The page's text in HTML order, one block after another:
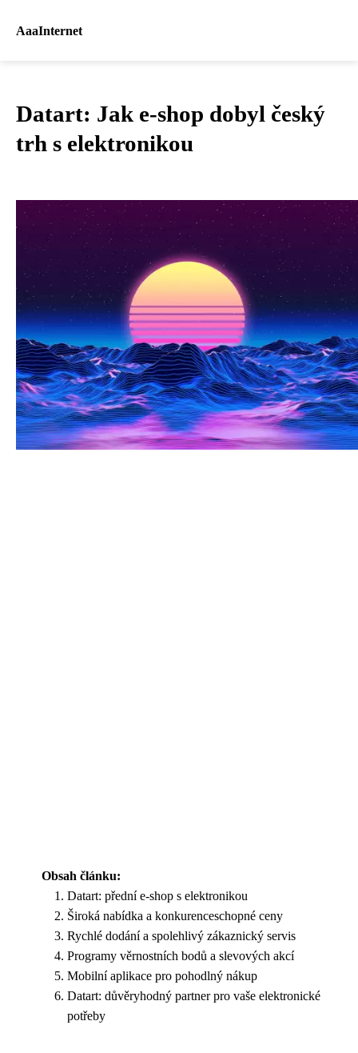
AaaInternet
Datart: Jak e-shop dobyl český
trh s elektronikou
Obsah článku:
Datart: přední e-shop s elektronikou
Široká nabídka a konkurenceschopné ceny
Rychlé dodání a spolehlivý zákaznický servis
Programy věrnostních bodů a slevových akcí
Mobilní aplikace pro pohodlný nákup
Datart: důvěryhodný partner pro vaše elektronické
potřeby